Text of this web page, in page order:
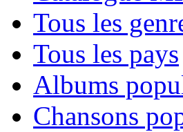
Tous les
Tous les pays
Albums
Chansons